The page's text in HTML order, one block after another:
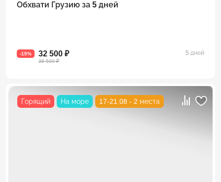
Обхвати Грузию за 5 дней
-15% 32 500 ₽
38 500 ₽
5 дней
Горящий На море 17-21.08 - 2 места